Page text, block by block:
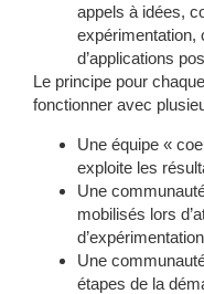
appels à idées,
expérimentation,
d’applications
Le principe pour
fonctionner avec
Une équipe «
exploite les
Une
mobilisés lors
Une
étapes de la